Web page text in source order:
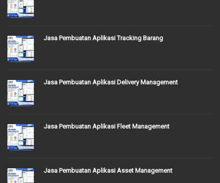
Jasa Pembuatan Aplikasi Tracking Barang
Jasa Pembuatan Aplikasi Delivery Management
Jasa Pembuatan Aplikasi Fleet Management
Jasa Pembuatan Aplikasi Asset Management